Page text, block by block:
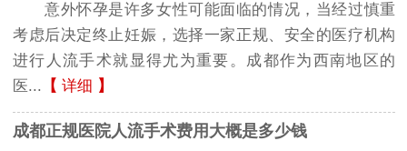
意外怀孕是许多女性可能面临的情况，当经过慎重
考虑后决定终止妊娠，选择一家正规、安全的医疗机构
进行人流手术就显得尤为重要。成都作为西南地区的
医... 【 详细 】
成都正规医院人流手术费用大概是多少钱